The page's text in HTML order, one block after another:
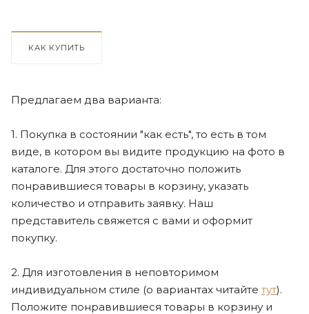
КАК КУПИТЬ
Предлагаем два варианта:
1. Покупка в состоянии "как есть", то есть в том
виде, в котором вы видите продукцию на фото в
каталоге. Для этого достаточно положить
понравившиеся товары в корзину, указать
количество и отправить заявку. Наш
представитель свяжется с вами и оформит
покупку.
2. Для изготовления в неповторимом
индивидуальном стиле (о вариантах читайте тут).
Положите понравившиеся товары в корзину и